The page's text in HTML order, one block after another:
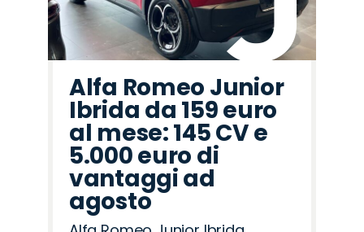
Alfa Romeo Junior
Ibrida da 159 euro
al mese: 145 CV e
5.000 euro di
vantaggi ad
agosto